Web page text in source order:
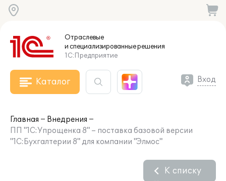
Отраслевые
и специализированныерешения
1С:Предприятие
Каталог Вход
Главная
Внедрения
ПП "1С:Упрощенка 8" – поставка базовой версии
"1С:Бухгалтерии 8" для компании "Элмос"
К списку